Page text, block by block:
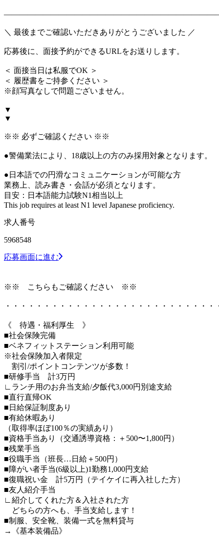
＼ 最後までご確認いただきありがとうございました ／
応募後に、面接予約ができるURLをお送りします。
＜ 面接当日は私服でOK ＞
＜ 履歴書をご持参ください ＞
※顔写真なしで問題ございません。
▼
▼
※※ 必ずご確認ください ※※
●警備業法により、18歳以上の方のみ採用対象となります。
●日本語での円滑なコミュニケーションが可能な方
業務上、読み書き・会話が必須となります。
目安：日本語能力試験N1相当以上
This job requires at least N1 level Japanese proficiency.
求人番号
5968548
応募画面に進む
※※ こちらもご確認ください ※※
・・・・・・・・・・・・・・・・・・・・・・・・・・・
《 待遇・福利厚生 》
■社会保険完備
■ベネフィットステーション利用可能
※社会保険加入者限定
割引/ポイントコンテンツが多数！
■研修手当 計3万円
∟ランチ用のお弁当支給/夕飯代3,000円別途支給
■直行直帰OK
■日給保証制度あり
■有給休暇あり
（取得率ほぼ100％の実績あり）
■資格手当あり（交通誘導資格：＋500〜1,800円）
■残業手当
■役職手当（班長…日給＋500円）
■障がい者手当(6級以上)1勤務1,000円支給
■復職祝い金 計5万円（テイケイに再入社した方）
■友人紹介手当
∟紹介してくれた方＆入社された方
どちらの方へも、手当支給します！
■制服、安全靴、装備一式を無料貸与
→《基本装備品》